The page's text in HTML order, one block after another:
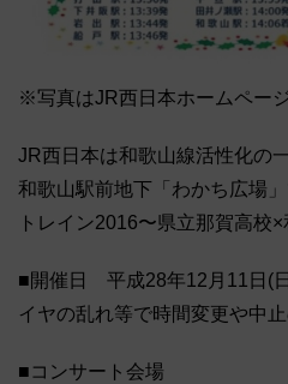
※写真はJR西日本ホームペー
JR西日本は和歌山線活性化の
和歌山駅前地下「わかち広場
トレイン2016〜県立那賀高校
■開催日 平成28年12月11
イヤの乱れ等で時間変更や中
■コンサート会場